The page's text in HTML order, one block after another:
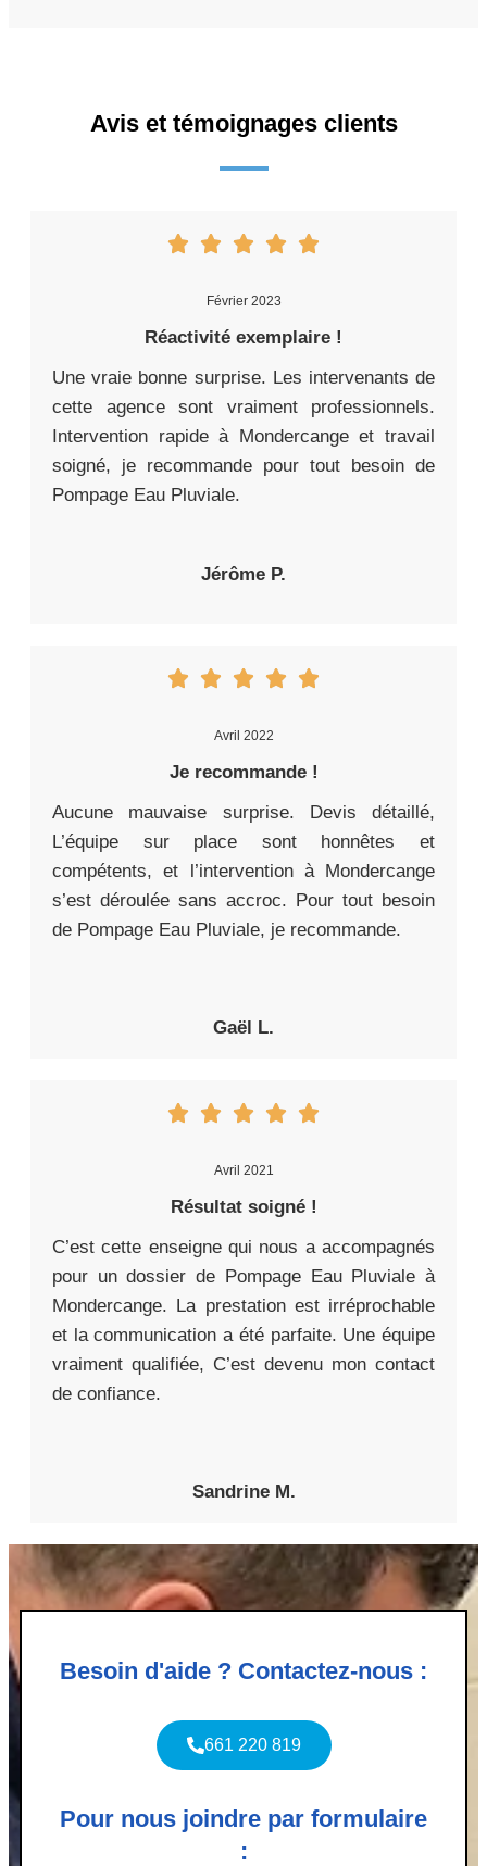
Avis et témoignages clients
Février 2023
Réactivité exemplaire !
Une vraie bonne surprise. Les intervenants de
cette agence sont vraiment professionnels.
Intervention rapide à Mondercange et travail
soigné, je recommande pour tout besoin de
Pompage Eau Pluviale.
Jérôme P.
Avril 2022
Je recommande !
Aucune mauvaise surprise. Devis détaillé,
L’équipe sur place sont honnêtes et
compétents, et l’intervention à Mondercange
s’est déroulée sans accroc. Pour tout besoin
de Pompage Eau Pluviale, je recommande.
Gaël L.
Avril 2021
Résultat soigné !
C’est cette enseigne qui nous a accompagnés
pour un dossier de Pompage Eau Pluviale à
Mondercange. La prestation est irréprochable
et la communication a été parfaite. Une équipe
vraiment qualifiée, C’est devenu mon contact
de confiance.
Sandrine M.
Besoin d'aide ? Contactez-nous :
661 220 819
Pour nous joindre par formulaire
: